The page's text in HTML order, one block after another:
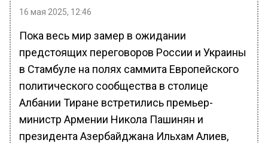
16 мая 2025, 12:46
Пока весь мир замер в ожидании
предстоящих переговоров России и Украины
в Стамбуле на полях саммита Европейского
политического сообщества в столице
Албании Тиране встретились премьер-
министр Армении Никола Пашинян и
президента Азербайджана Ильхам Алиев,